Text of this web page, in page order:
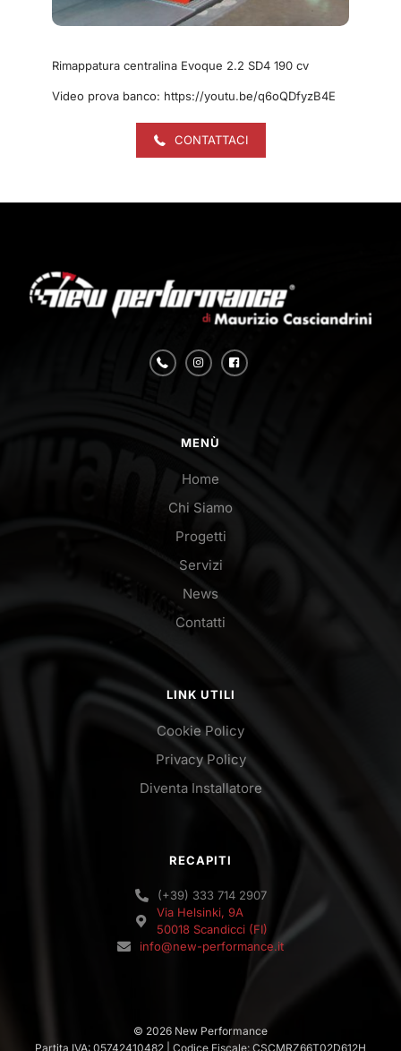
Rimappatura centralina Evoque 2.2 SD4 190 cv
Video prova banco: https://youtu.be/q6oQDfyzB4E
CONTATTACI
MENÙ
Home
Chi Siamo
Progetti
Servizi
News
Contatti
LINK UTILI
Cookie Policy
Privacy Policy
Diventa Installatore
RECAPITI
(+39) 333 714 2907
Via Helsinki, 9A
50018 Scandicci (FI)
info@new-performance.it
© 2026 New Performance
Partita IVA: 05742410482 | Codice Fiscale: CSCMRZ66T02D612H